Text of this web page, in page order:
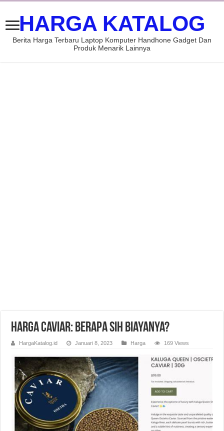
HARGA KATALOG
Berita Harga Terbaru Laptop Komputer Handhone Gadget Dan
Produk Menarik Lainnya
Harga Caviar: Berapa Sih Biayanya?
HargaKatalog.id Januari 8, 2023 Harga 169 Views